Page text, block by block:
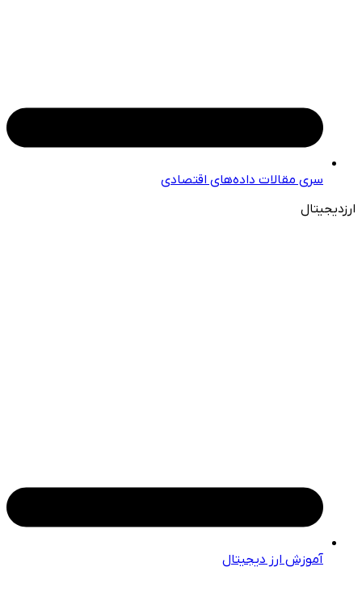
سری مقالات داده‌های اقتصادی
ارزدیجیتال
آموزش ارز دیجیتال